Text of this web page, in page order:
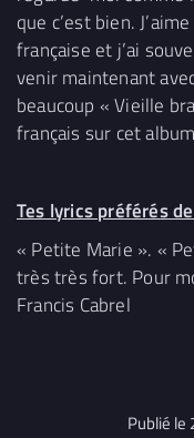
que c’est bien.
française et j’ai
venir maintenant
beaucoup « Vieille
français sur cet
Tes lyrics préférés
« Petite Marie ». «
très très fort. Pour
Francis Cabrel
Publié le